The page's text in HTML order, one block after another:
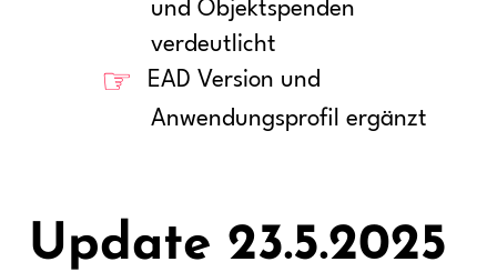
und Objektspenden
verdeutlicht
EAD Version und
Anwendungsprofil ergänzt
Update 23.5.2025